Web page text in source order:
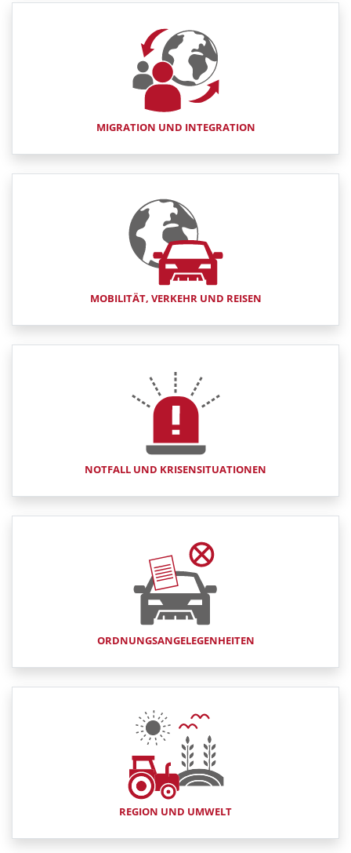
MIGRATION UND INTEGRATION
MOBILITÄT, VERKEHR UND REISEN
NOTFALL UND KRISENSITUATIONEN
ORDNUNGSANGELEGENHEITEN
REGION UND UMWELT